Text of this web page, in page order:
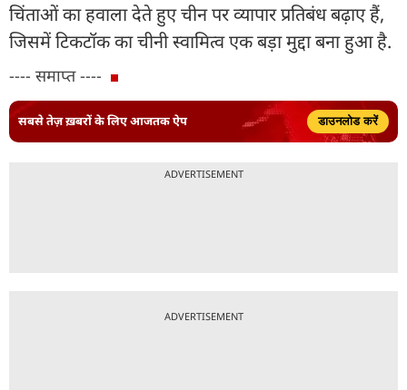
चिंताओं का हवाला देते हुए चीन पर व्यापार प्रतिबंध बढ़ाए हैं,
जिसमें टिकटॉक का चीनी स्वामित्व एक बड़ा मुद्दा बना हुआ है.
---- समाप्त ----
सबसे तेज़ ख़बरों के लिए आजतक ऐप डाउनलोड करें
ADVERTISEMENT
ADVERTISEMENT